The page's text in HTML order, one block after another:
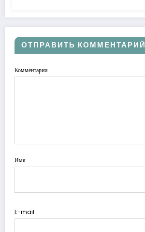
ОТПРАВИТЬ КОММЕНТАРИЙ
Комментарии
Имя
E-mail